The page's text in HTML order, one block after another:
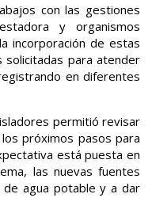
con las gestiones
y organismos
incorporación de estas
para atender
en diferentes
permitió revisar
próximos pasos para
está puesta en
las nuevas fuentes
agua potable y a dar